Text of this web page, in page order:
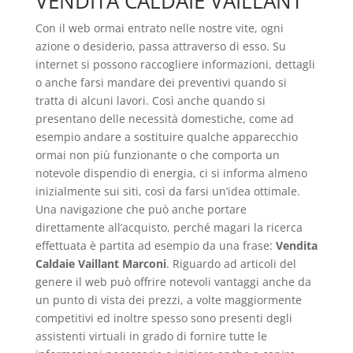
Con il web ormai entrato nelle nostre vite, ogni
azione o desiderio, passa attraverso di esso. Su
internet si possono raccogliere informazioni, dettagli
o anche farsi mandare dei preventivi quando si
tratta di alcuni lavori. Così anche quando si
presentano delle necessità domestiche, come ad
esempio andare a sostituire qualche apparecchio
ormai non più funzionante o che comporta un
notevole dispendio di energia, ci si informa almeno
inizialmente sui siti, così da farsi un’idea ottimale.
Una navigazione che può anche portare
direttamente all’acquisto, perché magari la ricerca
effettuata è partita ad esempio da una frase: Vendita
Caldaie Vaillant Marconi. Riguardo ad articoli del
genere il web può offrire notevoli vantaggi anche da
un punto di vista dei prezzi, a volte maggiormente
competitivi ed inoltre spesso sono presenti degli
assistenti virtuali in grado di fornire tutte le